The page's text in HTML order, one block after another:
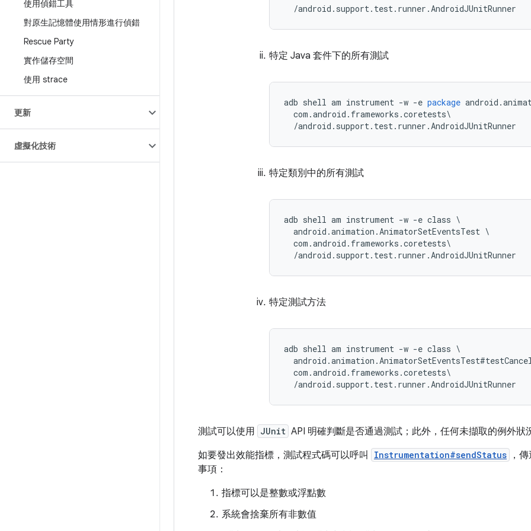
使用偵錯工具
對原生記憶體使用情形進行偵錯
Rescue Party
實作儲存空間
使用 strace
更新
虛擬化技術
特定 Java 套件下的所有測試
adb shell am instrument -w -e package android .
com .android . frameworks .coretests
/android . support. test. runner .AndroidJUnitRunner
特定類別中的所有測試
adb shell am instrument -w -e class \
  android.animation.AnimatorSetEventsTest \
  com.android.frameworks.coretests\
特定測試方法
adb shell am instrument -w -e class \
  com.android.frameworks.coretests\
測試可以使用 JUnit API 明確判斷是否通過測試；此外，任何未擷取的例外狀
如要發出效能指標，測試程式碼可以呼叫
Instrumentation#sendStatus
，
事項：
指標可以是整數或浮點數
系統會捨棄所有非數值